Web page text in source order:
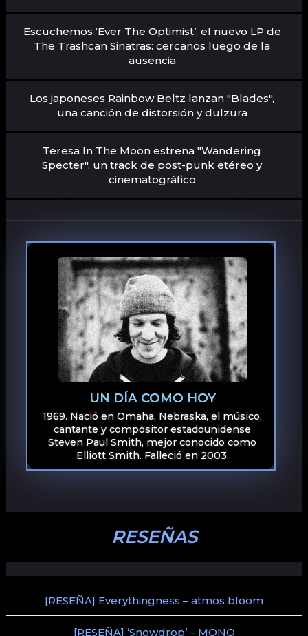
Escuchemos ‘Ever The Optimist’, el nuevo LP de
The Trashcan Sinatras: cercanos luego de la
ausencia
Los japoneses Rainbow Beltz lanzan "Blades",
una canción de distorsión y dulzura
Teresa In The Moon estrena "Wandering
Specter", un track de post-punk etéreo y
cinematográfico
UN DÍA COMO HOY
1969. Nació en Omaha, Nebraska, el músico,
cantante y compositor estadounidense
Steven Paul Smith, mejor conocido como
Elliott Smith. Falleció en 2003.
RESEÑAS
[RESEÑA] Everythingness – atmos bloom
[RESEÑA] ‘Snowdrop’ – MONO